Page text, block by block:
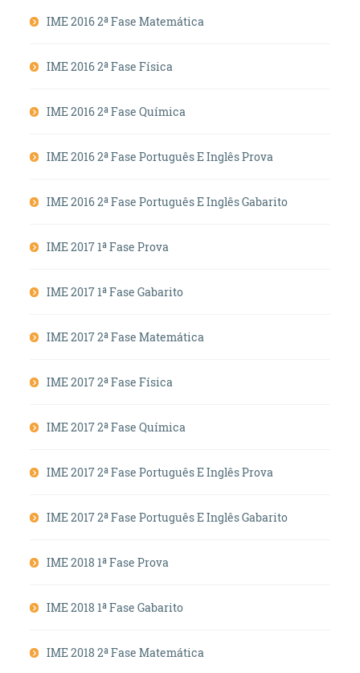
IME 2016 2ª Fase Matemática
IME 2016 2ª Fase Física
IME 2016 2ª Fase Química
IME 2016 2ª Fase Português E Inglês Prova
IME 2016 2ª Fase Português E Inglês Gabarito
IME 2017 1ª Fase Prova
IME 2017 1ª Fase Gabarito
IME 2017 2ª Fase Matemática
IME 2017 2ª Fase Física
IME 2017 2ª Fase Química
IME 2017 2ª Fase Português E Inglês Prova
IME 2017 2ª Fase Português E Inglês Gabarito
IME 2018 1ª Fase Prova
IME 2018 1ª Fase Gabarito
IME 2018 2ª Fase Matemática